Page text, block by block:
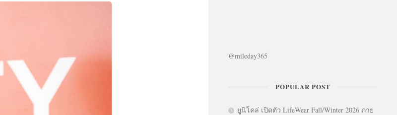
@mileday365
POPULAR POST
ยูนิโคล่ เปิดตัว LifeWear Fall/Winter 2026 ภาย